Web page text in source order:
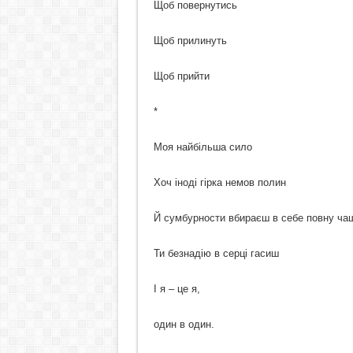
Щоб повернутись
Щоб прилинуть
Щоб прийти
*
Моя найбільша сило
Хоч іноді гірка немов полин
Й сумбурности вбираєш в себе повну
Ти безнадію в серці гасиш
І я – це я,
один в один.